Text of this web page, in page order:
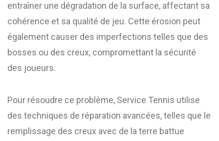
entraîner une dégradation de la surface, affectant sa
cohérence et sa qualité de jeu. Cette érosion peut
également causer des imperfections telles que des
bosses ou des creux, compromettant la sécurité
des joueurs.
Pour résoudre ce problème, Service Tennis utilise
des techniques de réparation avancées, telles que le
remplissage des creux avec de la terre battue